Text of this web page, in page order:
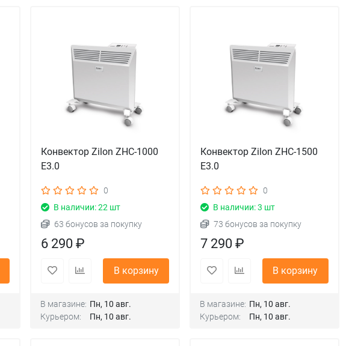
Конвектор Zilon ZHC-1000
E3.0
0
В наличии: 22 шт
63 бонусов за покупку
6 290 ₽
В корзину
В магазине: Пн, 10 авг.
Курьером:
Пн, 10 авг.
Конвектор Zilon ZHC-1500
E3.0
0
В наличии: 3 шт
73 бонусов за покупку
7 290 ₽
В корзину
В магазине: Пн, 10 авг.
Курьером:
Пн, 10 авг.